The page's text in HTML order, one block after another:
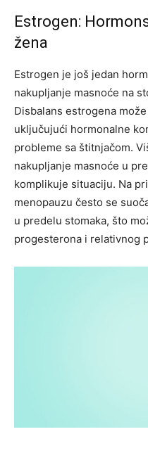
Estrogen:
žena
Estrogen je još jedan
nakupljanje masnoće na
Disbalans estrogena
uključujući hormonalne
probleme sa štitnjačom.
nakupljanje masnoće u
komplikuje situaciju. Na
menopauzu često se
u predelu stomaka, što
progesterona i relativnog